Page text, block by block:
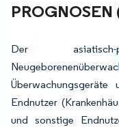
ROGNOSEN
Der
Überwachungsgeräte
Endnutzer
und sonstige